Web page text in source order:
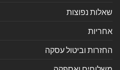
שאלות נפוצות
אחריות
החזרות וביטול עסקה